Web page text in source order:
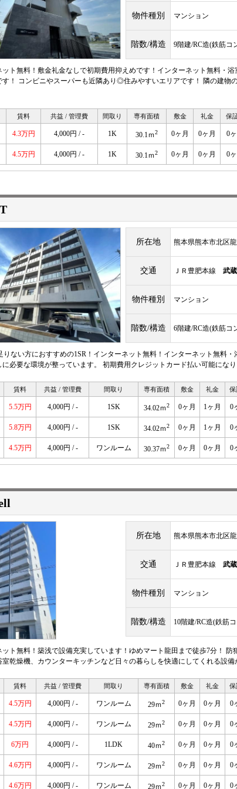
物件種別 マンション
階数/構造 9階建/RC造(鉄筋コ
ット無料！敷金礼金なしで初期費用抑えめです！インターネット無料・
す！ コンビニやスーパーも近隣あり◎住みやすいエリアです！ 隣の建物
賃料 共益 / 管理費 間取り 専有面積 敷金 礼金 保
4.3万円 4,000円 / - 1K 30.1ｍ2 0ヶ月 0ヶ月 0
4.5万円 4,000円 / - 1K 30.1ｍ2 0ヶ月 0ヶ月 0
所在地 熊本県熊本市北区
交通 ＪＲ豊肥本線 武
物件種別 マンション
階数/構造 6階建/RC造(鉄筋コ
りない方におすすめの1SR！インターネット無料！インターネット無料
に必要な環境が整っています。 初期費用クレジットカード払い可能になり
賃料 共益 / 管理費 間取り 専有面積 敷金 礼金 保
5.5万円 4,000円 / - 1SK 34.02ｍ2 0ヶ月 1ヶ月 0
5.8万円 4,000円 / - 1SK 34.02ｍ2 0ヶ月 1ヶ月 0
4.5万円 4,000円 / - ワンルーム 30.37ｍ2 0ヶ月 0ヶ月 0
所在地 熊本県熊本市北区
交通 ＪＲ豊肥本線 武
物件種別 マンション
階数/構造 10階建/RC造(鉄筋
ット無料！築浅で設備充実しています！ゆめマート龍田まで徒歩7分！
室乾燥機、カウンターキッチンなど日々の暮らしを快適にしてくれる設備
賃料 共益 / 管理費 間取り 専有面積 敷金 礼金 保
4.5万円 4,000円 / - ワンルーム 29ｍ2 0ヶ月 0ヶ月 0
4.5万円 4,000円 / - ワンルーム 29ｍ2 0ヶ月 0ヶ月 0
6万円 4,000円 / - 1LDK 40ｍ2 0ヶ月 0ヶ月 0
4.6万円 4,000円 / - ワンルーム 29ｍ2 0ヶ月 0ヶ月 0
4.6万円 4,000円 / - ワンルーム 29ｍ2 0ヶ月 0ヶ月 0